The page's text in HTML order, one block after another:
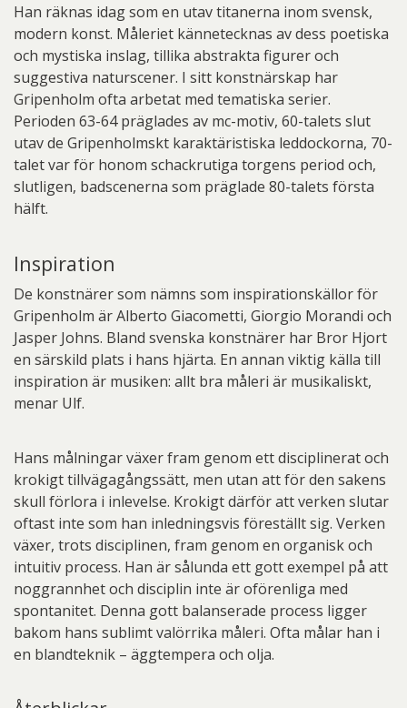
Han räknas idag som en utav titanerna inom svensk,
modern konst. Måleriet kännetecknas av dess poetiska
och mystiska inslag, tillika abstrakta figurer och
suggestiva naturscener. I sitt konstnärskap har
Gripenholm ofta arbetat med tematiska serier.
Perioden 63-64 präglades av mc-motiv, 60-talets slut
utav de Gripenholmskt karaktäristiska leddockorna, 70-
talet var för honom schackrutiga torgens period och,
slutligen, badscenerna som präglade 80-talets första
hälft.
Inspiration
De konstnärer som nämns som inspirationskällor för
Gripenholm är Alberto Giacometti, Giorgio Morandi och
Jasper Johns. Bland svenska konstnärer har Bror Hjort
en särskild plats i hans hjärta. En annan viktig källa till
inspiration är musiken: allt bra måleri är musikaliskt,
menar Ulf.
Hans målningar växer fram genom ett disciplinerat och
krokigt tillvägagångssätt, men utan att för den sakens
skull förlora i inlevelse. Krokigt därför att verken slutar
oftast inte som han inledningsvis föreställt sig. Verken
växer, trots disciplinen, fram genom en organisk och
intuitiv process. Han är sålunda ett gott exempel på att
noggrannhet och disciplin inte är oförenliga med
spontanitet. Denna gott balanserade process ligger
bakom hans sublimt valörrika måleri. Ofta målar han i
en blandteknik – äggtempera och olja.